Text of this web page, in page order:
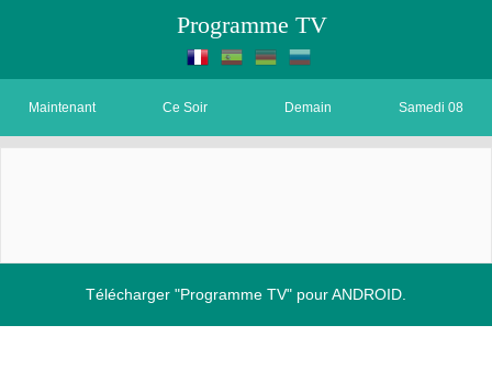
Programme TV
Maintenant Ce Soir Demain Samedi 08
Télécharger "Programme TV" pour ANDROID.